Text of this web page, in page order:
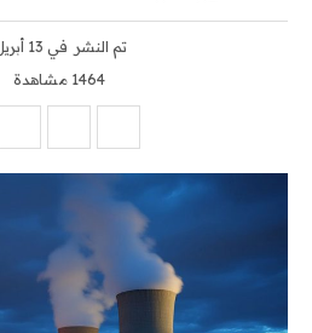
تم النشر في 13 أبريل 2025